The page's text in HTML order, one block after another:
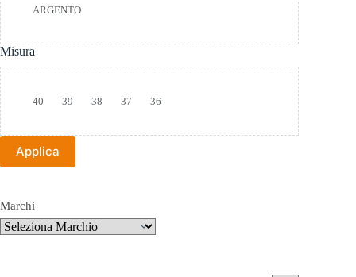
ARGENTO
Misura
Taglia
40 39 38 37 36
Applica
Marchi